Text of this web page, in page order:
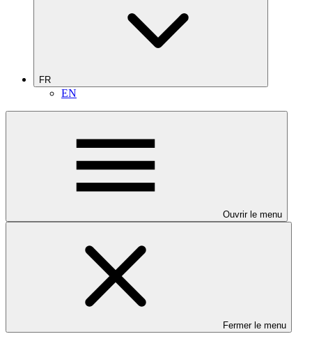
FR
EN
Ouvrir le menu
Fermer le menu